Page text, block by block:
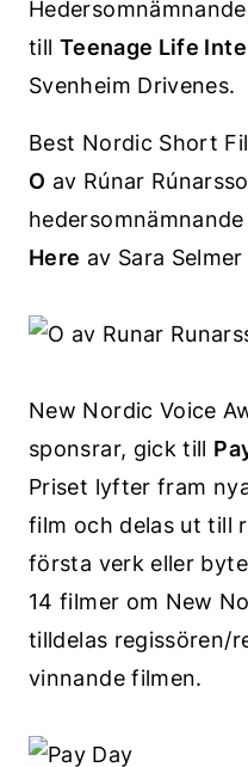
till Teenage Life
Svenheim Drivenes.
Best Nordic Short
O av Rúnar
Here av Sara
New Nordic Voice
sponsrar, gick till
Priset lyfter fram
film och delas ut till
första verk eller
14 filmer om New
tilldelas regissören/
vinnande filmen.